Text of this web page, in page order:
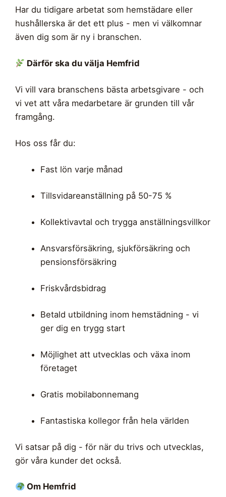
Har du tidigare arbetat som hemstädare eller
hushållerska är det ett plus - men vi välkomnar
även dig som är ny i branschen.
Därför ska du välja Hemfrid
Vi vill vara branschens bästa arbetsgivare - och
vi vet att våra medarbetare är grunden till vår
framgång.
Hos oss får du:
Fast lön varje månad
Tillsvidareanställning på 50-75 %
Kollektivavtal och trygga anställningsvillkor
Ansvarsförsäkring, sjukförsäkring och
pensionsförsäkring
Friskvårdsbidrag
Betald utbildning inom hemstädning - vi
ger dig en trygg start
Möjlighet att utvecklas och växa inom
företaget
Gratis mobilabonnemang
Fantastiska kollegor från hela världen
Vi satsar på dig - för när du trivs och utvecklas,
gör våra kunder det också.
Om Hemfrid